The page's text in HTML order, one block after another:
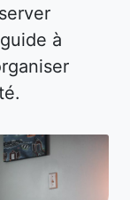
à